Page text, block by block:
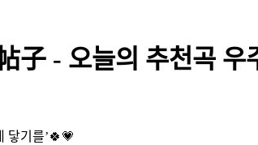
- 오늘의 추천곡 우
닿기를’🍀💗